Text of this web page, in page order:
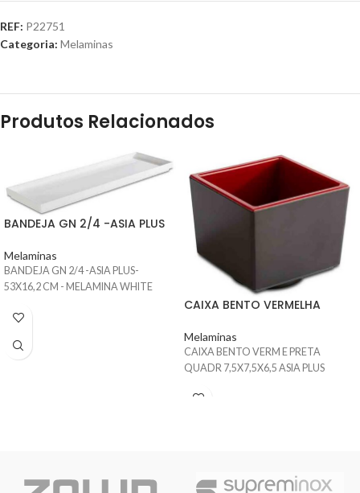
REF: P22751
Categoria: Melaminas
Produtos Relacionados
BANDEJA GN 2/4 -ASIA PLUS
Melaminas
BANDEJA GN 2/4 -ASIA PLUS-
53X16,2 CM - MELAMINA WHITE
CAIXA BENTO VERMELHA
Melaminas
CAIXA BENTO VERM E PRETA
QUADR 7,5X7,5X6,5 ASIA PLUS